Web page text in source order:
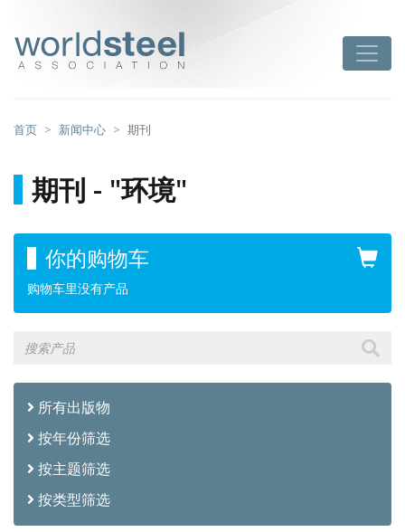
首页 新闻中心 期刊
期刊 - "环境"
你的购物车
购物车里没有产品
所有出版物
按年份筛选
按主题筛选
按类型筛选